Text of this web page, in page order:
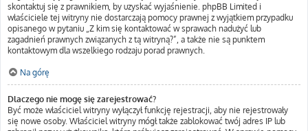
skontaktuj się z prawnikiem, by uzyskać wyjaśnienie. phpBB Limited i
właściciele tej witryny nie dostarczają pomocy prawnej z wyjątkiem przypadku
opisanego w pytaniu „Z kim się kontaktować w sprawach nadużyć lub
zagadnień prawnych związanych z tą witryną?”, a także nie są punktem
kontaktowym dla wszelkiego rodzaju porad prawnych.
Na górę
Dlaczego nie mogę się zarejestrować?
Być może właściciel witryny wyłączył funkcję rejestracji, aby nie rejestrowały
się nowe osoby. Właściciel witryny mógł także zablokować twój adres IP lub